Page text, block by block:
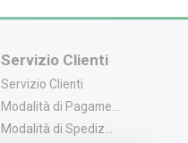
Servizio Clienti
Servizio Clienti
Modalità di Pagame...
Modalità di Spediz...